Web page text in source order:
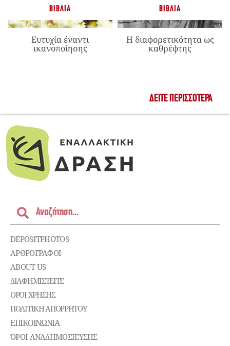
ΒΙΒΛΊΑ
Ευτυχία έναντι
ικανοποίησης
ΒΙΒΛΊΑ
Η διαφορετικότητα ως
καθρέφτης
ΔΕΊΤΕ ΠΕΡΙΣΣΌΤΕΡΑ
DEPOSITPHOTOS
ΑΡΘΡΟΓΡΑΦΟΙ
ABOUT US
ΔΙΑΦΗΜΙΣΤΕΊΤΕ
ΌΡΟΙ ΧΡΉΣΗΣ
ΠΟΛΙΤΙΚΉ ΑΠΟΡΡΉΤΟΥ
ΕΠΙΚΟΙΝΩΝΊΑ
ΌΡΟΙ ΑΝΑΔΗΜΟΣΙΕΥΣΗΣ